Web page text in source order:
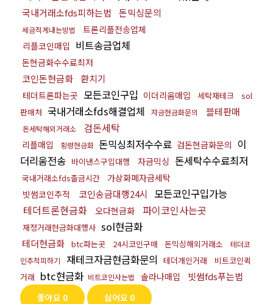
국내거래소fds피하는법 돈믹싱문의
세금적게내는방법
트론리플전송업체
리플코인매입 비트송금업체
돈현금화수수료최저
코인돈현금화 환치기
테더트론파는곳 모든코인구입 이더리움매입 세탁재테크
sol
판매처 국내거래소fds해결업체 자금현금화문의 블테판매
돈세탁해외거래소 검돈세탁
리플매입 횡령현금화 돈믹싱최저수수료 검돈현금화문의 이
더리움전송 바이낸스구입대행 자금믹싱 돈세탁수수료최저
국내거래소fds출금시간
가상화폐자금세탁
빗썸코인추적
코인송금대행24시
모든코인구입가능
테더트론현금화
오다현금화 파이코인사는곳
재정거래현금화대행사 sol현금화
테더현금화 btc파는곳 24시코인구매 돈믹싱해외거래소
테더코
인추척피하기
재테크자금현금화문의 테더개인거래
비트코인퀵
거래 btc현금화 비트코인사는법 솔라나매입 빗썸fds푸는법
좋아요 0 싫어요 0